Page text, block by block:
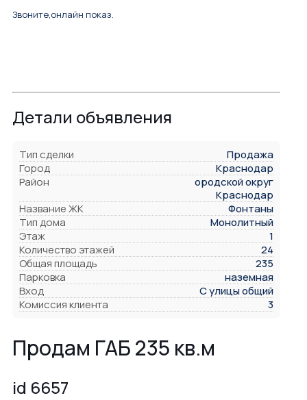
Звоните,онлайн показ.
Детали объявления
Тип сделки
Продажа
Город
Краснодар
Район
ородской округ
Краснодар
Название ЖК
Фонтаны
Тип дома
Монолитный
Этаж
1
Количество этажей
24
Общая площадь
235
Парковка
наземная
Вход
С улицы общий
Комиссия клиента
3
Продам ГАБ 235 кв.м
id 6657